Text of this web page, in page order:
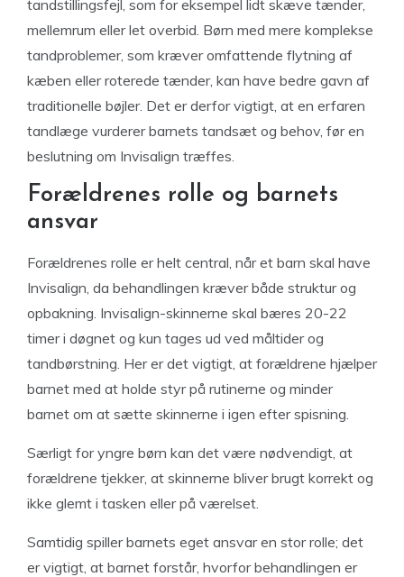
tandstillingsfejl, som for eksempel lidt skæve tænder,
mellemrum eller let overbid. Børn med mere komplekse
tandproblemer, som kræver omfattende flytning af
kæben eller roterede tænder, kan have bedre gavn af
traditionelle bøjler. Det er derfor vigtigt, at en erfaren
tandlæge vurderer barnets tandsæt og behov, før en
beslutning om Invisalign træffes.
Forældrenes rolle og barnets
ansvar
Forældrenes rolle er helt central, når et barn skal have
Invisalign, da behandlingen kræver både struktur og
opbakning. Invisalign-skinnerne skal bæres 20-22
timer i døgnet og kun tages ud ved måltider og
tandbørstning. Her er det vigtigt, at forældrene hjælper
barnet med at holde styr på rutinerne og minder
barnet om at sætte skinnerne i igen efter spisning.
Særligt for yngre børn kan det være nødvendigt, at
forældrene tjekker, at skinnerne bliver brugt korrekt og
ikke glemt i tasken eller på værelset.
Samtidig spiller barnets eget ansvar en stor rolle; det
er vigtigt, at barnet forstår, hvorfor behandlingen er